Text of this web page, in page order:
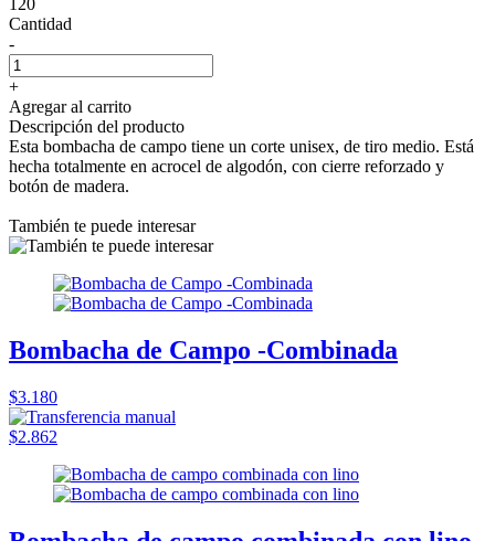
Cantidad
-
+
Agregar al carrito
Descripción del producto
Esta bombacha de campo tiene un corte unisex, de tiro medio. Está
hecha totalmente en acrocel de algodón, con cierre reforzado y
botón de madera.
También te puede interesar
Bombacha de Campo -Combinada
$3.180
$2.862